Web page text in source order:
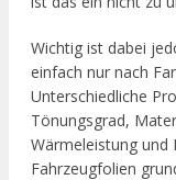
Wichtig ist dabei
einfach nur nach
Unterschiedliche
Tönungsgrad,
Wärmeleistung und
Fahrzeugfolien